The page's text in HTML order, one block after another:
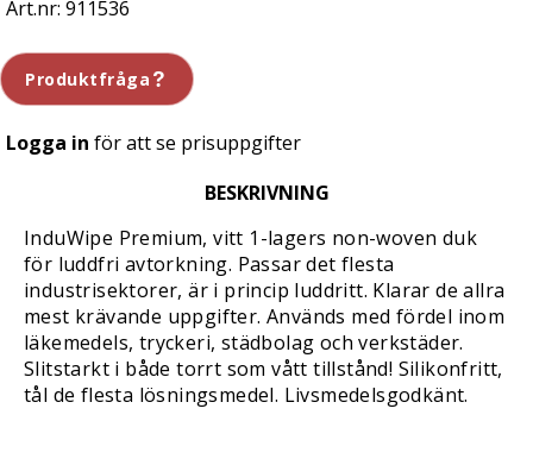
911536
Produktfråga
Logga in för att se prisuppgifter
BESKRIVNING
InduWipe Premium, vitt 1-lagers non-woven duk
för luddfri avtorkning. Passar det flesta
industrisektorer, är i princip luddritt. Klarar de allra
mest krävande uppgifter. Används med fördel inom
läkemedels, tryckeri, städbolag och verkstäder.
Slitstarkt i både torrt som vått tillstånd! Silikonfritt,
tål de flesta lösningsmedel. Livsmedelsgodkänt.